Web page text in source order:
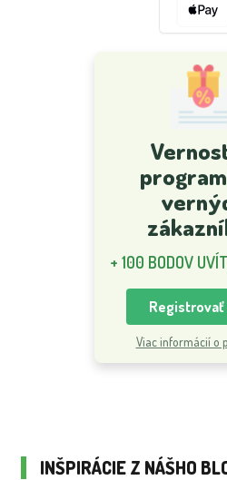
+ 100 BODOV
Viac informácií o
INŠPIRÁCIE Z NÁŠHO